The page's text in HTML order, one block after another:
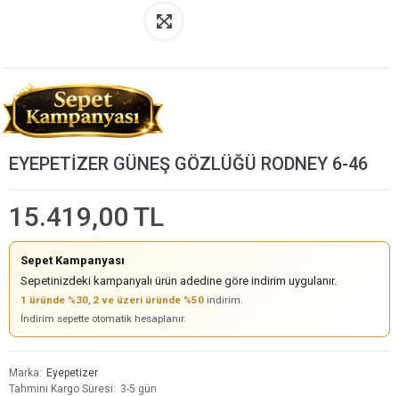
EYEPETİZER GÜNEŞ GÖZLÜĞÜ RODNEY 6-46
15.419,00 TL
Sepet Kampanyası
Sepetinizdeki kampanyalı ürün adedine göre indirim uygulanır.
1 üründe %30, 2 ve üzeri üründe %50 indirim.
İndirim sepette otomatik hesaplanır.
Marka
Eyepetizer
Tahmini Kargo Süresi
3-5 gün